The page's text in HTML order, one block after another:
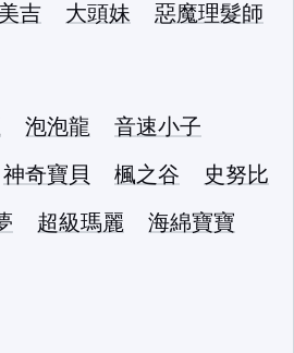
美吉 大頭妹 惡魔理髮師
泡泡龍
音速小子
神奇寶貝 楓之谷
史努比
超級瑪麗
海綿寶寶